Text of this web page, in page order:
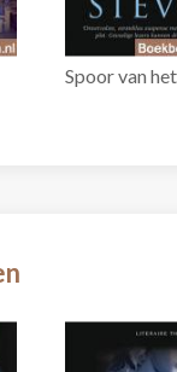
Spoor van